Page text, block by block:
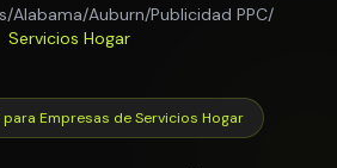
/Alabama/Auburn/Publicidad PPC/
Servicios Hogar
para Empresas de Servicios Hogar